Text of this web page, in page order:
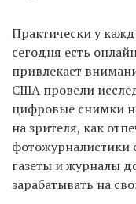
Практически у
сегодня есть
привлекает
США провели
цифровые снимки
на зрителя, как
фотожурналистики
газеты и журналы
зарабатывать на